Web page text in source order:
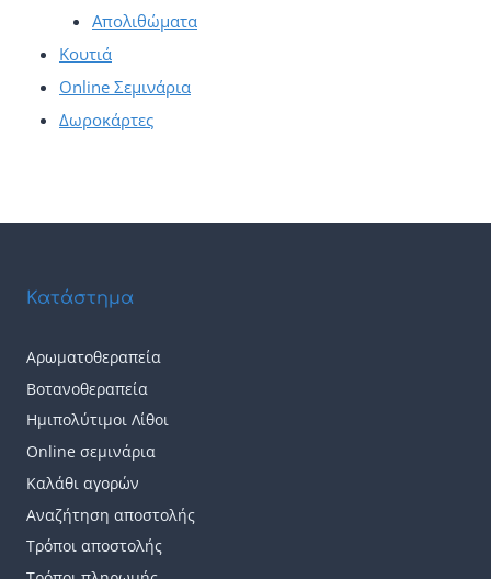
Απολιθώματα
Κουτιά
Online Σεμινάρια
Δωροκάρτες
Κατάστημα
Αρωματοθεραπεία
Βοτανοθεραπεία
Ημιπολύτιμοι Λίθοι
Online σεμινάρια
Καλάθι αγορών
Αναζήτηση αποστολής
Τρόποι αποστολής